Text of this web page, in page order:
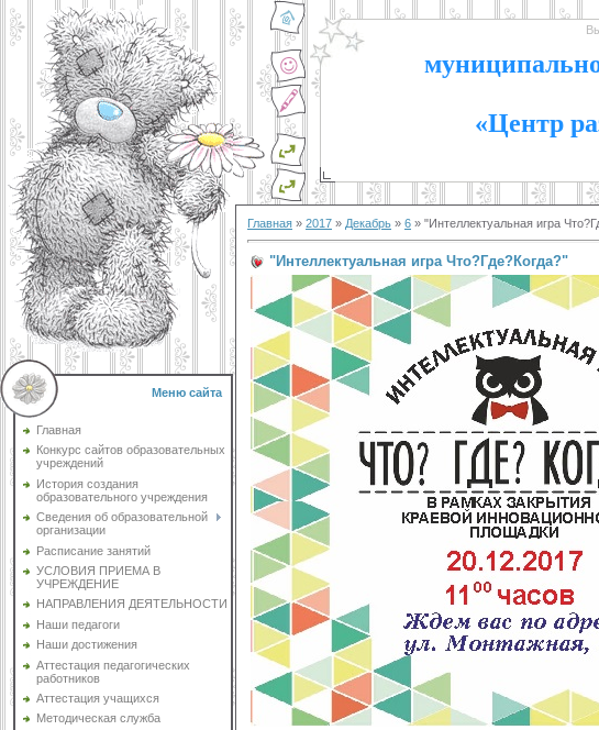
Меню сайта
Главная
Конкурс сайтов образовательных
учреждений
История создания
образовательного учреждения
Сведения об образовательной
организации
Расписание занятий
УСЛОВИЯ ПРИЕМА В
УЧРЕЖДЕНИЕ
НАПРАВЛЕНИЯ ДЕЯТЕЛЬНОСТИ
Наши педагоги
Наши достижения
Аттестация педагогических
работников
Аттестация учащихся
Методическая служба
«Центр
Главная » 2017 » Декабрь » 6 » "Интеллектуальная игра
"Интеллектуальная игра Что?Где?Когда?"